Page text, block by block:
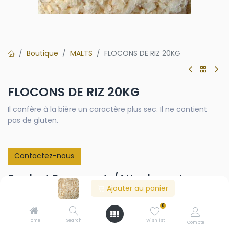
Ajouter au panier
Home Search
0
Wishlist Compte
Boutique MALTS FLOCONS DE RIZ 20KG
FLOCONS DE RIZ 20KG
Il confère à la bière un caractère plus sec. Il ne contient
pas de gluten.
Contactez-nous
Product Documents/Attachments
TDS_COPOS_ARROZ_MASELIS.pdf